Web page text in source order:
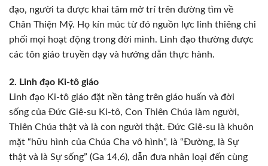
đạo, người ta được khai tâm mở trí trên đường tìm về
Chân Thiện Mỹ. Họ kín múc từ đó nguồn lực linh thiêng chi
phối mọi hoạt động trong đời mình. Linh đạo thường được
các tôn giáo truyền dạy và hướng dẫn thực hành.
2. Linh đạo Ki-tô giáo
Linh đạo Ki-tô giáo đặt nền tảng trên giáo huấn và đời
sống của Đức Giê-su Ki-tô, Con Thiên Chúa làm người,
Thiên Chúa thật và là con người thật. Đức Giê-su là khuôn
mặt “hữu hình của Chúa Cha vô hình”, là “Đường, là Sự
thật và là Sự sống” (Ga 14,6), dẫn đưa nhân loại đến cùng